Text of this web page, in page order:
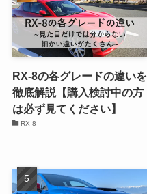
RX-8の各グレードの違いを
徹底解説【購入検討中の方
は必ず見てください】
RX-8